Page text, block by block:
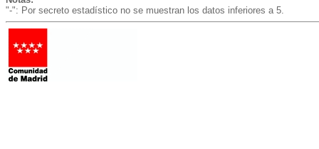
"-": Por secreto estadístico no se muestran los datos inferiores a 5.